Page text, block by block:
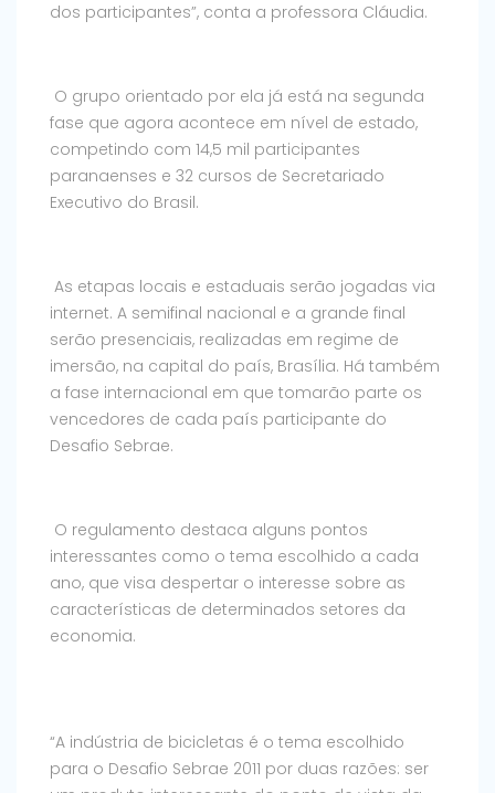
dos participantes”, conta a professora Cláudia.
O grupo orientado por ela já está na segunda
fase que agora acontece em nível de estado,
competindo com 14,5 mil participantes
paranaenses e 32 cursos de Secretariado
Executivo do Brasil.
As etapas locais e estaduais serão jogadas via
internet. A semifinal nacional e a grande final
serão presenciais, realizadas em regime de
imersão, na capital do país, Brasília. Há também
a fase internacional em que tomarão parte os
vencedores de cada país participante do
Desafio Sebrae.
O regulamento destaca alguns pontos
interessantes como o tema escolhido a cada
ano, que visa despertar o interesse sobre as
características de determinados setores da
economia.
“A indústria de bicicletas é o tema escolhido
para o Desafio Sebrae 2011 por duas razões: ser